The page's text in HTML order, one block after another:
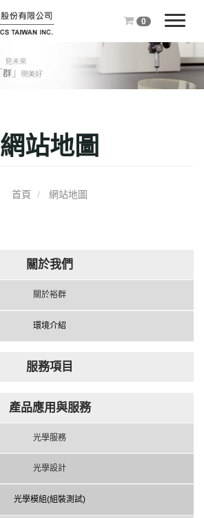
0
T
o
g
l
網站地圖
首頁 網站地圖
關於我們
關於裕群
環境介紹
服務項目
產品應用與服務
光學服務
光學設計
光學模組(組裝測試)